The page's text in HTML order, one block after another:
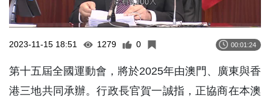
2023-11-15 18:51 1279 0 00:01:24
第十五屆全國運動會，將於2025年由澳門、廣東與香
港三地共同承辦。行政長官賀一誠指，正協商在本澳